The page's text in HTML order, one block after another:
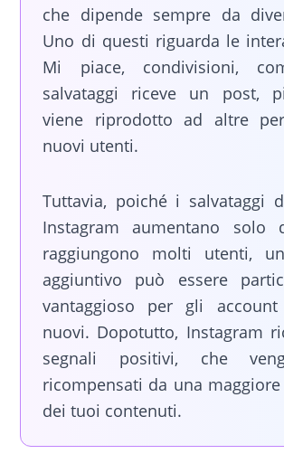
che dipende sempre da
Uno di questi riguarda le
Mi piace, condivisioni,
salvataggi riceve un post,
viene riprodotto ad altre
nuovi utenti.
Tuttavia, poiché i salvataggi
Instagram aumentano solo
raggiungono molti utenti,
aggiuntivo può essere
vantaggioso per gli
nuovi. Dopotutto, Instagram
segnali positivi, che
ricompensati da una
dei tuoi contenuti.